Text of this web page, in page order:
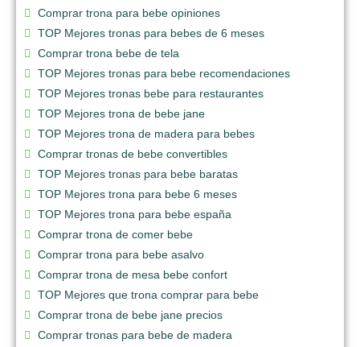
Comprar trona para bebe opiniones
TOP Mejores tronas para bebes de 6 meses
Comprar trona bebe de tela
TOP Mejores tronas para bebe recomendaciones
TOP Mejores tronas bebe para restaurantes
TOP Mejores trona de bebe jane
TOP Mejores trona de madera para bebes
Comprar tronas de bebe convertibles
TOP Mejores tronas para bebe baratas
TOP Mejores trona para bebe 6 meses
TOP Mejores trona para bebe españa
Comprar trona de comer bebe
Comprar trona para bebe asalvo
Comprar trona de mesa bebe confort
TOP Mejores que trona comprar para bebe
Comprar trona de bebe jane precios
Comprar tronas para bebe de madera